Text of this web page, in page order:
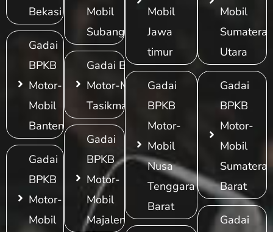
Bekasi
Gadai
BPKB
Motor-
Mobil
Banten
Gadai
BPKB
Motor-
Mobil
Mobil
Subang
Gadai BPKB
Motor-Mobil
Tasikmalaya
Gadai
BPKB
Motor-
Mobil
Majalengka
Mobil
Jawa
timur
Gadai
BPKB
Motor-
Mobil
Nusa
Tenggara
Barat
Mobil
Sumatera
Utara
Gadai
BPKB
Motor-
Mobil
Sumatera
Barat
Gadai